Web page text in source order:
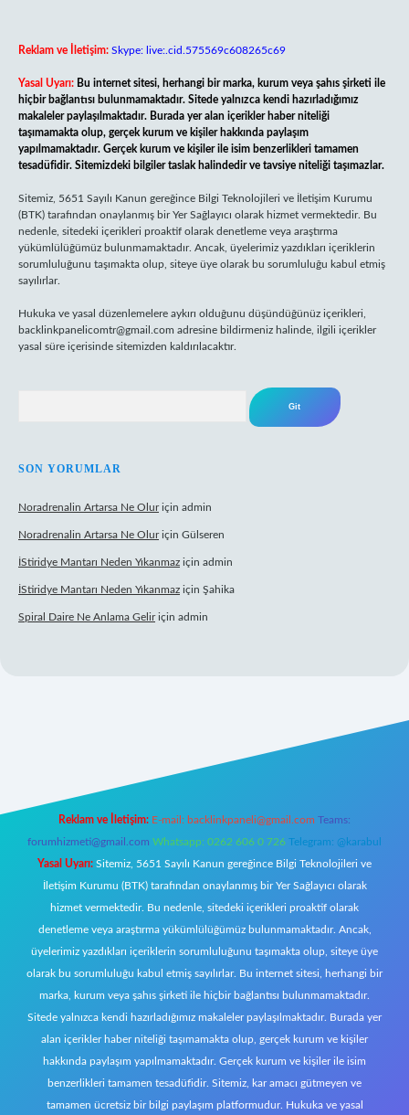
Reklam ve İletişim: Skype: live:.cid.575569c608265c69
Yasal Uyarı: Bu internet sitesi, herhangi bir marka, kurum veya şahıs şirketi ile
hiçbir bağlantısı bulunmamaktadır. Sitede yalnızca kendi hazırladığımız
makaleler paylaşılmaktadır. Burada yer alan içerikler haber niteliği
taşımamakta olup, gerçek kurum ve kişiler hakkında paylaşım
yapılmamaktadır. Gerçek kurum ve kişiler ile isim benzerlikleri tamamen
tesadüfidir. Sitemizdeki bilgiler taslak halindedir ve tavsiye niteliği taşımazlar.
Sitemiz, 5651 Sayılı Kanun gereğince Bilgi Teknolojileri ve İletişim Kurumu
(BTK) tarafından onaylanmış bir Yer Sağlayıcı olarak hizmet vermektedir. Bu
nedenle, sitedeki içerikleri proaktif olarak denetleme veya araştırma
yükümlülüğümüz bulunmamaktadır. Ancak, üyelerimiz yazdıkları içeriklerin
sorumluluğunu taşımakta olup, siteye üye olarak bu sorumluluğu kabul etmiş
sayılırlar.
Hukuka ve yasal düzenlemelere aykırı olduğunu düşündüğünüz içerikleri,
backlinkpanelicomtr@gmail.com adresine bildirmeniz halinde, ilgili içerikler
yasal süre içerisinde sitemizden kaldırılacaktır.
SON YORUMLAR
Noradrenalin Artarsa Ne Oluriçin admin
Noradrenalin Artarsa Ne Oluriçin Gülseren
İStiridye Mantarı Neden Yıkanmaz için admin
İStiridye Mantarı Neden Yıkanmaz için Şahika
Spiral Daire Ne Anlama Geliriçin admin
Reklam ve İletişim: E-mail: backlinkpaneli@gmail.com Teams:
forumhizmeti@gmail.com Whatsapp: 0262 606 0 726 Telegram: @karabul
Yasal Uyarı: Sitemiz, 5651 Sayılı Kanun gereğince Bilgi Teknolojileri ve
İletişim Kurumu (BTK) tarafından onaylanmış bir Yer Sağlayıcı olarak
hizmet vermektedir. Bu nedenle, sitedeki içerikleri proaktif olarak
denetleme veya araştırma yükümlülüğümüz bulunmamaktadır. Ancak,
üyelerimiz yazdıkları içeriklerin sorumluluğunu taşımakta olup, siteye üye
olarak bu sorumluluğu kabul etmiş sayılırlar. Bu internet sitesi, herhangi bir
marka, kurum veya şahıs şirketi ile hiçbir bağlantısı bulunmamaktadır.
Sitede yalnızca kendi hazırladığımız makaleler paylaşılmaktadır. Burada yer
alan içerikler haber niteliği taşımamakta olup, gerçek kurum ve kişiler
hakkında paylaşım yapılmamaktadır. Gerçek kurum ve kişiler ile isim
benzerlikleri tamamen tesadüfidir. Sitemiz, kar amacı gütmeyen ve
tamamen ücretsiz bir bilgi paylaşım platformudur. Hukuka ve yasal